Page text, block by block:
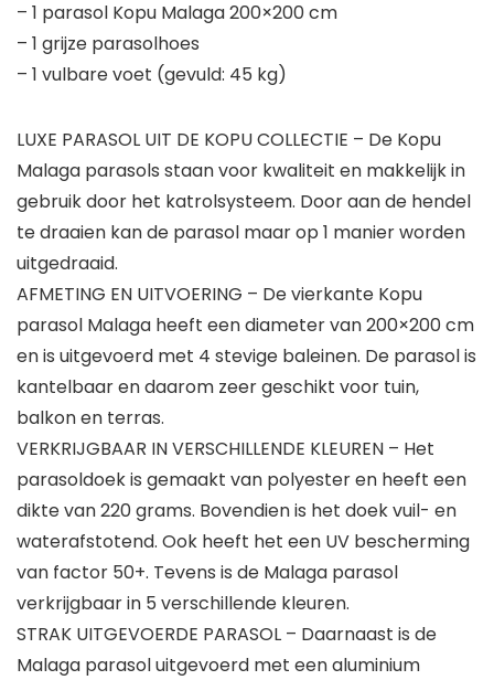
– 1 parasol Kopu Malaga 200×200 cm
– 1 grijze parasolhoes
– 1 vulbare voet (gevuld: 45 kg)
LUXE PARASOL UIT DE KOPU COLLECTIE – De Kopu
Malaga parasols staan voor kwaliteit en makkelijk in
gebruik door het katrolsysteem. Door aan de hendel
te draaien kan de parasol maar op 1 manier worden
uitgedraaid.
AFMETING EN UITVOERING – De vierkante Kopu
parasol Malaga heeft een diameter van 200×200 cm
en is uitgevoerd met 4 stevige baleinen. De parasol is
kantelbaar en daarom zeer geschikt voor tuin,
balkon en terras.
VERKRIJGBAAR IN VERSCHILLENDE KLEUREN – Het
parasoldoek is gemaakt van polyester en heeft een
dikte van 220 grams. Bovendien is het doek vuil- en
waterafstotend. Ook heeft het een UV bescherming
van factor 50+. Tevens is de Malaga parasol
verkrijgbaar in 5 verschillende kleuren.
STRAK UITGEVOERDE PARASOL – Daarnaast is de
Malaga parasol uitgevoerd met een aluminium